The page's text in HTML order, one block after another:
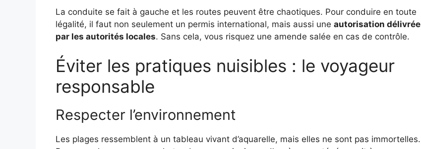
La conduite se fait à gauche et les routes peuvent être chaotiques. Pour conduire en toute
légalité, il faut non seulement un permis international, mais aussi une autorisation délivrée
par les autorités locales. Sans cela, vous risquez une amende salée en cas de contrôle.
Éviter les pratiques nuisibles : le voyageur
responsable
Respecter l’environnement
Les plages ressemblent à un tableau vivant d’aquarelle, mais elles ne sont pas immortelles.